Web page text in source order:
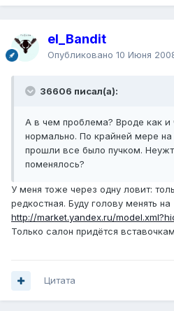
el_Bandit
Опубликовано 10 Июня
36606 писал(а):
А в чем проблема? Вроде как и
нормально. По крайней мере на
прошли все было пучком.
поменялось?
У меня тоже через одну ловит:
редкостная. Буду голову менять на
http://market.yandex.ru/
Только салон придётся
Цитата